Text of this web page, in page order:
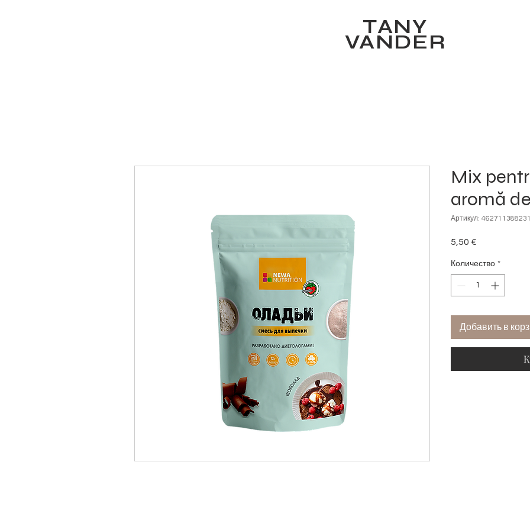
TANY
VANDER
Mix
aromă
Артикул:
5,50 €
Количество *
Добавить в